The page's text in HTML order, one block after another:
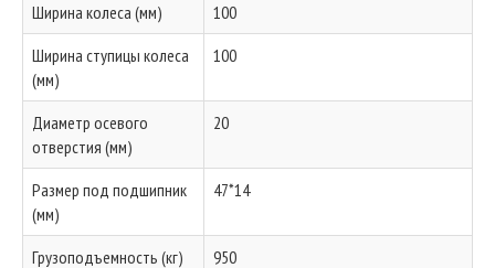
Ширина колеса (мм)
100
Ширина ступицы колеса
(мм)
100
Диаметр осевого
отверстия (мм)
20
Размер под подшипник
(мм)
47*14
Грузоподъемность (кг)
950